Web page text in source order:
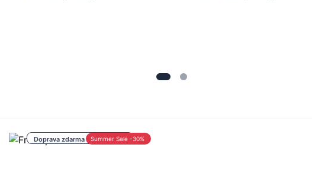
Doprava zdarma nad 1 000 Kč
Summer Sale -30%